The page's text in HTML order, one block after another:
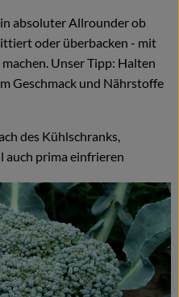
absoluter Allrounder ob
oder überbacken - mit
Unser Tipp: Halten
Geschmack und Nährstoffe
des Kühlschranks,
auch prima einfrieren